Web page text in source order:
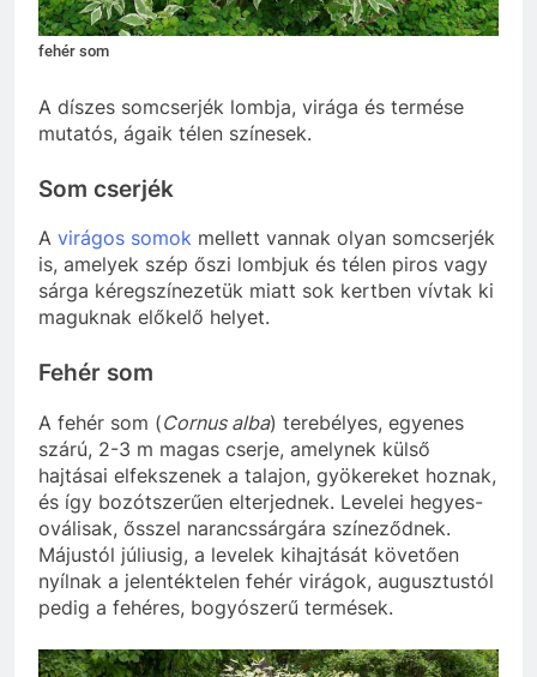
fehér som
A díszes somcserjék lombja, virága és termése
mutatós, ágaik télen színesek.
Som cserjék
A virágos somok mellett vannak olyan somcserjék
is, amelyek szép őszi lombjuk és télen piros vagy
sárga kéregszínezetük miatt sok kertben vívtak ki
maguknak előkelő helyet.
Fehér som
A fehér som (Cornus alba) terebélyes, egyenes
szárú, 2-3 m magas cserje, amelynek külső
hajtásai elfekszenek a talajon, gyökereket hoznak,
és így bozótszerűen elterjednek. Levelei hegyes-
oválisak, ősszel narancssárgára színeződnek.
Májustól júliusig, a levelek kihajtását követően
nyílnak a jelentéktelen fehér virágok, augusztustól
pedig a fehéres, bogyószerű termések.